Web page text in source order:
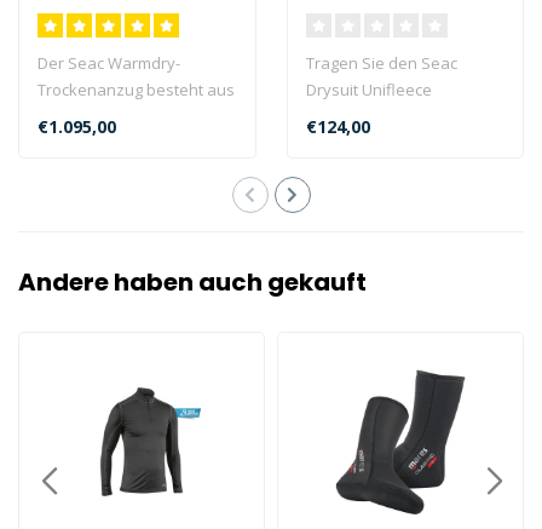
Der Seac Warmdry-
Trockenanzug besteht aus
4 mm hochverdichtetem,
komprimiertem N..
€1.095,00
Tragen Sie den Seac
Drysuit Unifleece
Insulating Unterzieher
unter Ihrem Trocken..
€124,00
Andere haben auch gekauft